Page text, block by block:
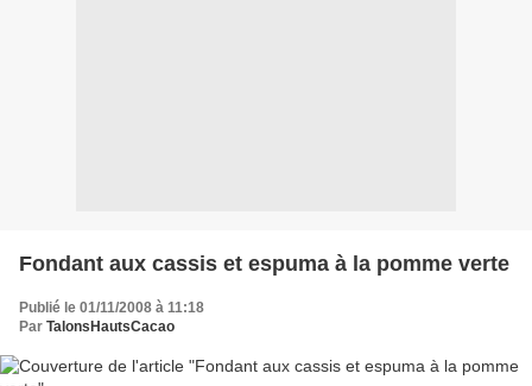
Fondant aux cassis et espuma à la pomme verte
Publié le 01/11/2008 à 11:18
Par TalonsHautsCacao